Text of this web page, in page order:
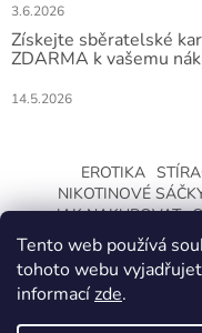
Tento web používá
tohoto webu
informacízde.
3.6.2026
Získejte sběratelské
ZDARMA k vašemu
14.5.2026
EROTIKA
NIKOTINOVÉ
JAK NAKUPOVAT